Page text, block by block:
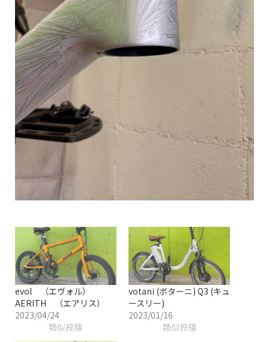
evol （エヴォル）
AERITH （エアリス）
2023/04/24
類似投稿
votani (ボターニ) Q3 (キュ
ースリー)
2023/01/16
類似投稿